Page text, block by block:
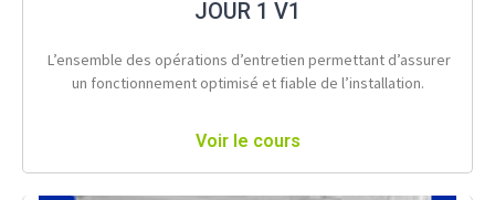
JOUR 1 V1
L’ensemble des opérations d’entretien permettant d’assurer
un fonctionnement optimisé et fiable de l’installation.
Voir le cours